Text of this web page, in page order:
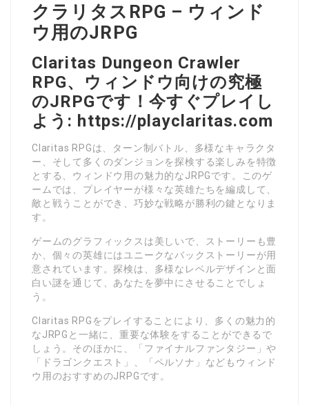
クラリタスRPG – ウィンド
ウ用のJRPG
Claritas Dungeon Crawler
RPG、ウィンドウ向けの究極
のJRPGです！今すぐプレイし
よう: https://playclaritas.com
Claritas RPGは、ターン制バトル、多様なキャラクタ
ー、そして多くのダンジョンを探検する楽しみを特徴
とする、ウィンドウ用の魅力的なJRPGです。このゲ
ームでは、プレイヤーが様々な英雄たちを編成して、
敵と戦うことができ、巧妙な戦略が勝利の鍵となりま
す。
ゲームのグラフィックスは美しいで、ストーリーも豊
か、個々の英雄にはユニークなバックストーリーが用
意されています。探検は、多様なレベルデザインと面
白い謎を通じて、あなたを夢中にさせることでしょ
う。
Claritas RPGをプレイすることにより、多くの魅力的
なJRPGと一緒に、重要な体験をすることができるで
しょう。そのほかに、「ファイナルファンタジー」や
「ドラゴンクエスト」、「ペルソナ」などもウィンド
ウ用のおすすめのJRPGです。